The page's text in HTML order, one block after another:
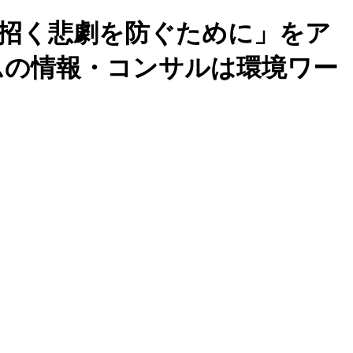
く悲劇を防ぐために」をア
情報・コンサルは環境ワー